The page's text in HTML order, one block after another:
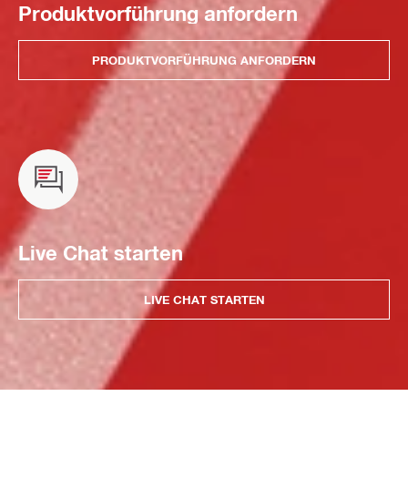
Produktvorführung anfordern
PRODUKTVORFÜHRUNG ANFORDERN
Live Chat starten
LIVE CHAT STARTEN